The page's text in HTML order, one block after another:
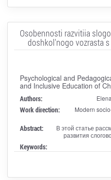
Osobennosti razvitiia
doshkol'nogo vozrasta
Psychological and
and Inclusive Education of
Authors:
Work direction:
Modern
Abstract:
В этой статье
развития
Keywords: